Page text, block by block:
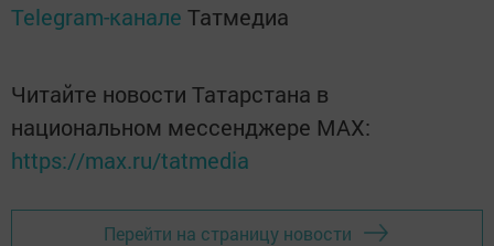
Telegram-канале Татмедиа
Читайте новости Татарстана в
национальном мессенджере MАХ:
https://max.ru/tatmedia
Перейти на страницу новости